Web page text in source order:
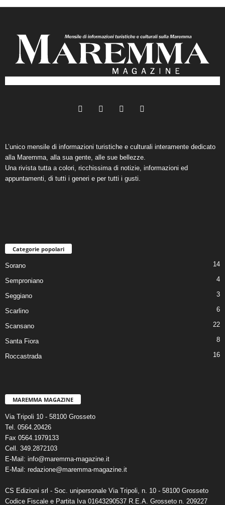
L’unico mensile di informazioni turistiche e culturali interamente dedicato
alla Maremma, alla sua gente, alle sue bellezze.
Una rivista tutta a colori, ricchissima di notizie, informazioni ed
appuntamenti, di tutti i generi e per tutti i gusti.
Categorie popolari
Sorano 14
Semproniano 4
Seggiano 3
Scarlino 6
Scansano 22
Santa Fiora 8
Roccastrada 16
MAREMMA MAGAZINE
Via Tripoli 10 - 58100 Grosseto
Tel. 0564.20426
Fax 0564.1979133
Cell. 349.2872103
E-Mail: info@maremma-magazine.it
E-Mail: redazione@maremma-magazine.it
CS Edizioni srl - Soc. unipersonale Via Tripoli, n. 10 - 58100 Grosseto
Codice Fiscale e Partita Iva 01643290537 R.E.A. Grosseto n. 209227